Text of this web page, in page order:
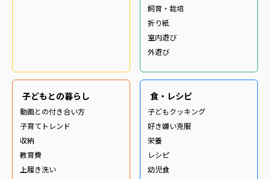
飼育・栽培
折り紙
室内遊び
外遊び
子どもとの暮らし
動画との付き合い方
子育てトレンド
収納
教育費
上履き洗い
食・レシピ
子どもクッキング
好き嫌い克服
栄養
レシピ
幼児食